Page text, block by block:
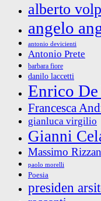
alberto
angelo
antonio devicienti
Antonio Prete
barbara fiore
danilo laccetti
Enrico
Francesca
gianluca virgilio
Gianni
Massimo
paolo morelli
Poesia
presiden